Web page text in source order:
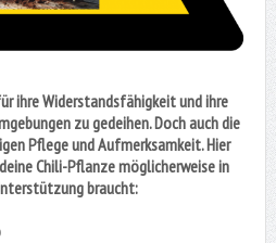
ihre Widerstandsfähigkeit und ihre
zu gedeihen. Doch auch die
Pflege und Aufmerksamkeit. Hier
Chili-Pflanze möglicherweise in
braucht: